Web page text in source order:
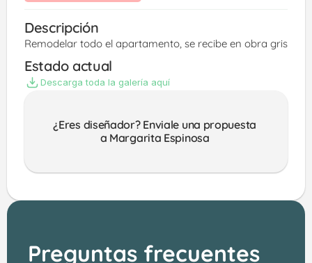
Descripción
Remodelar todo el apartamento, se recibe en obra gris
Estado actual
Descarga toda la galería aquí
¿Eres diseñador? Enviale una propuesta
a Margarita Espinosa
Preguntas frecuentes